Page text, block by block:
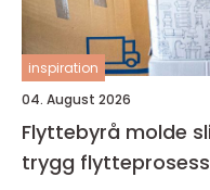
inspiration
04. August 2026
Flyttebyrå molde slik får du en ryddig og
trygg flytteprosess